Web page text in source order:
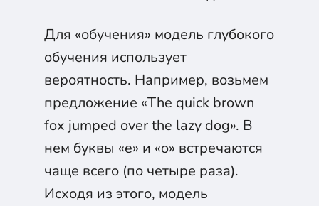
Для «обучения» модель глубокого
обучения использует
вероятность. Например, возьмем
предложение «The quick brown
fox jumped over the lazy dog». В
нем буквы «e» и «o» встречаются
чаще всего (по четыре раза).
Исходя из этого, модель